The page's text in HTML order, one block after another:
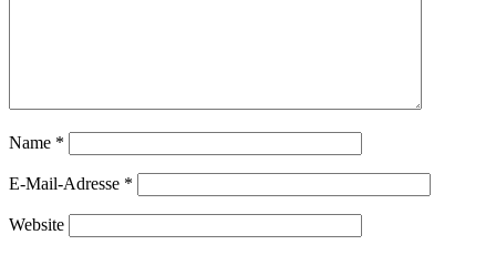
Name *
E-Mail-Adresse *
Website